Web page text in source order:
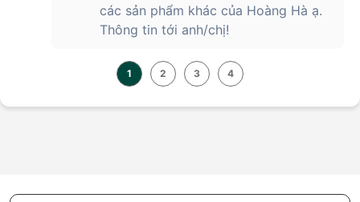
các sản phẩm khác của Hoàng Hà ạ.
Thông tin tới anh/chị!
1 2 3 4